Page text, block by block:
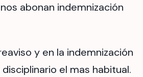
abonan indemnización
y en la indemnización
el mas habitual.